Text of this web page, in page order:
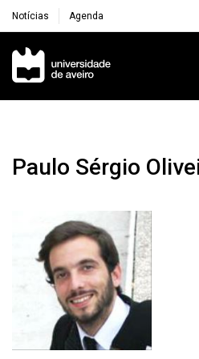
Notícias Agenda
Navegação Principal
Paulo Sérgio